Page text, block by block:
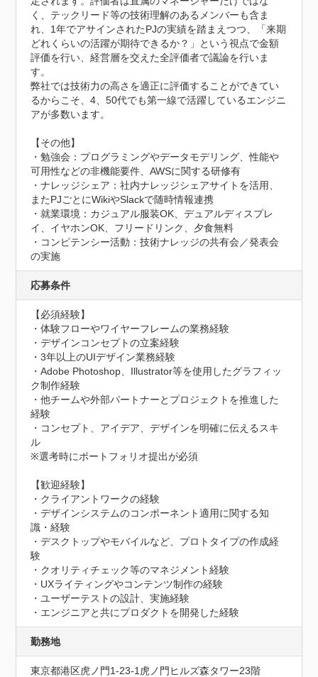
く、テックリード等の技術理解のあるメンバーも含ま
れ、1年でアサインされたPJの実績を踏まえつつ、「来期
どれくらいの活躍が期待できるか？」という視点で金額
評価を行い、経営層を交えた全評価者で議論を行いま
す。
弊社では技術力の高さを適正に評価することができてい
るからこそ、4、50代でも第一線で活躍しているエンジニ
アが多数います。
【その他】
・勉強会：プログラミングやデータモデリング、性能や
可用性などの非機能要件、AWSに関する研修有
・ナレッジシェア：社内ナレッジシェアサイトを活用、
またPJごとにWikiやSlackで随時情報連携
・就業環境：カジュアル服装OK、デュアルディスプレ
イ、イヤホンOK、フリードリンク、夕食無料
・コンピテンシー活動：技術ナレッジの共有会／発表会
の実施
応募条件
【必須経験】
・体験フローやワイヤーフレームの業務経験
・デザインコンセプトの立案経験
・3年以上のUIデザイン業務経験
・Adobe Photoshop、Illustrator等を使用したグラフィッ
ク制作経験
・他チームや外部パートナーとプロジェクトを推進した
経験
・コンセプト、アイデア、デザインを明確に伝えるスキ
ル
※選考時にポートフォリオ提出が必須
【歓迎経験】
・クライアントワークの経験
・デザインシステムのコンポーネント適用に関する知
識・経験
・デスクトップやモバイルなど、プロトタイプの作成経
験
・クオリティチェック等のマネジメント経験
・UXライティングやコンテンツ制作の経験
・ユーザーテストの設計、実施経験
・エンジニアと共にプロダクトを開発した経験
勤務地
東京都港区虎ノ門1-23-1虎ノ門ヒルズ森タワー23階